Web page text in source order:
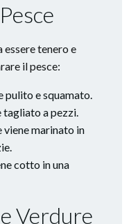
essere tenero e
il pesce:
pulito e squamato.
tagliato a pezzi.
viene marinato in
cotto in una
Verdure